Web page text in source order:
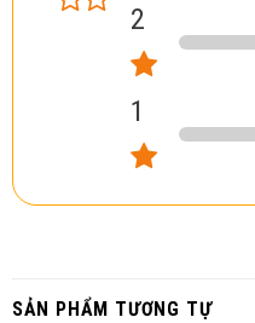
2
1
SẢN PHẨM TƯƠNG TỰ